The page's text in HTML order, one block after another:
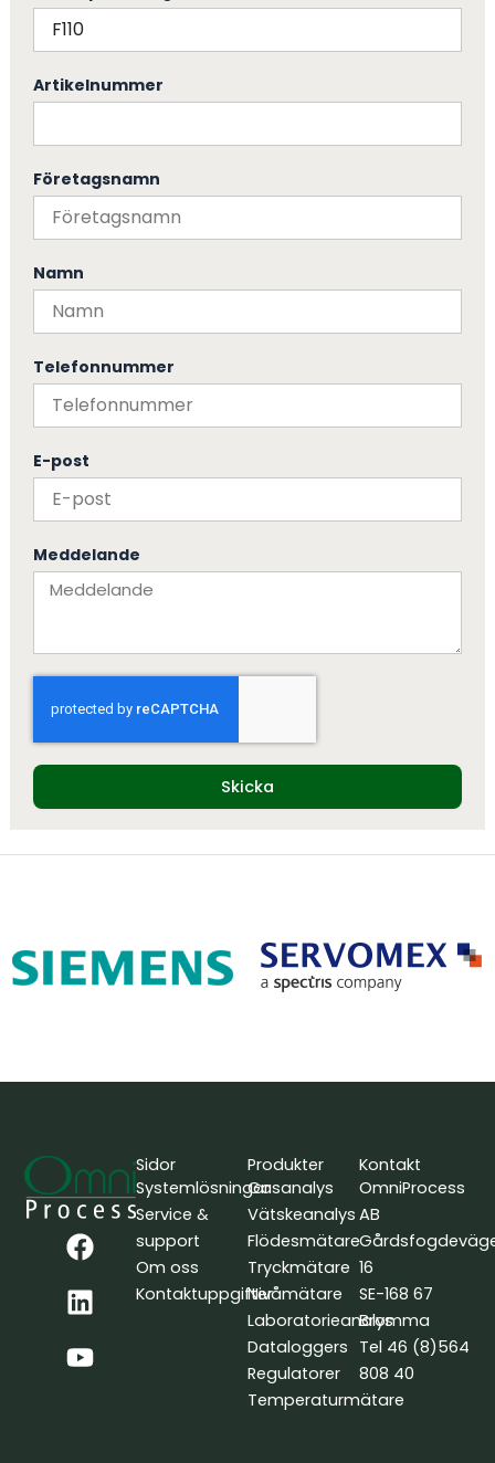
Artikelnummer
Företagsnamn
Namn
Telefonnummer
E-post
Meddelande
Skicka
F
a
c
e
b
o
L
i
n
k
e
d
Y
o
u
t
u
b
Sidor
Systemlösningar
Service &
support
Om oss
Kontaktuppgifter
Produkter
Gasanalys
Vätskeanalys
Flödesmätare
Tryckmätare
Nivåmätare
Laboratorieanalys
Dataloggers
Regulatorer
Temperaturmätare
Kontakt
OmniProcess
AB
16
SE-168 67
Bromma
Tel 46 (8)564
808 40